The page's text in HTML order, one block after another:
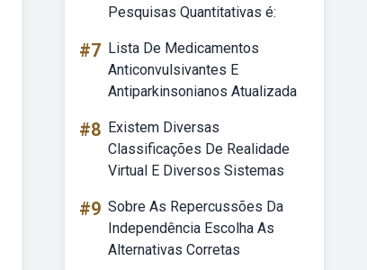
Pesquisas Quantitativas é:
#7 Lista De Medicamentos
Anticonvulsivantes E
Antiparkinsonianos Atualizada
#8 Existem Diversas
Classificações De Realidade
Virtual E Diversos Sistemas
#9 Sobre As Repercussões Da
Independência Escolha As
Alternativas Corretas